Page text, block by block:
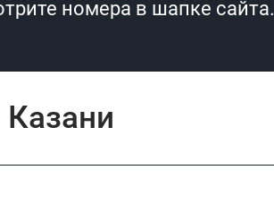
номера в шапке сайта.